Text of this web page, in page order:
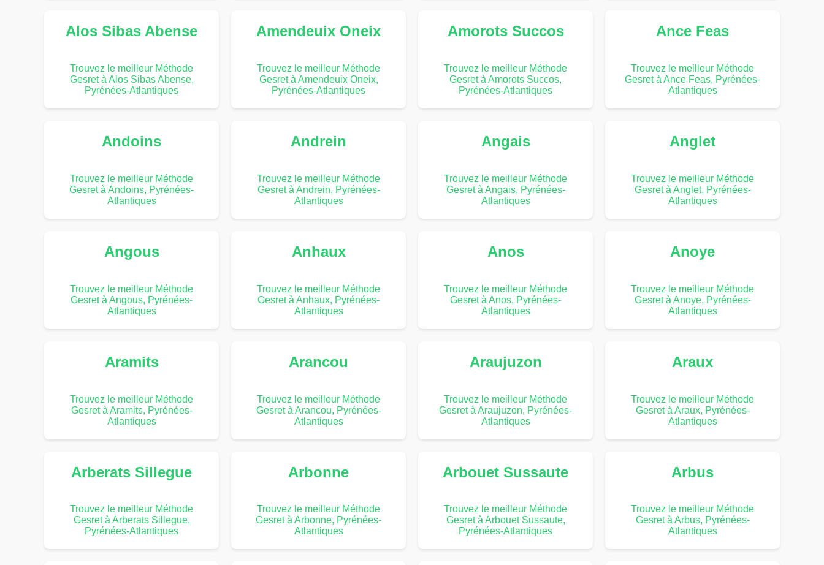
Alos Sibas Abense
Trouvez le meilleur Méthode
Gesret à Alos Sibas Abense,
Pyrénées-Atlantiques
Amendeuix Oneix
Trouvez le meilleur Méthode
Gesret à Amendeuix Oneix,
Pyrénées-Atlantiques
Amorots Succos
Trouvez le meilleur Méthode
Gesret à Amorots Succos,
Pyrénées-Atlantiques
Ance Feas
Trouvez le meilleur Méthode
Gesret à Ance Feas, Pyrénées-
Atlantiques
Andoins
Trouvez le meilleur Méthode
Gesret à Andoins, Pyrénées-
Atlantiques
Andrein
Trouvez le meilleur Méthode
Gesret à Andrein, Pyrénées-
Atlantiques
Angais
Trouvez le meilleur Méthode
Gesret à Angais, Pyrénées-
Atlantiques
Anglet
Trouvez le meilleur Méthode
Gesret à Anglet, Pyrénées-
Atlantiques
Angous
Trouvez le meilleur Méthode
Gesret à Angous, Pyrénées-
Atlantiques
Anhaux
Trouvez le meilleur Méthode
Gesret à Anhaux, Pyrénées-
Atlantiques
Anos
Trouvez le meilleur Méthode
Gesret à Anos, Pyrénées-
Atlantiques
Anoye
Trouvez le meilleur Méthode
Gesret à Anoye, Pyrénées-
Atlantiques
Aramits
Trouvez le meilleur Méthode
Gesret à Aramits, Pyrénées-
Atlantiques
Arancou
Trouvez le meilleur Méthode
Gesret à Arancou, Pyrénées-
Atlantiques
Araujuzon
Trouvez le meilleur Méthode
Gesret à Araujuzon, Pyrénées-
Atlantiques
Araux
Trouvez le meilleur Méthode
Gesret à Araux, Pyrénées-
Atlantiques
Arberats Sillegue
Trouvez le meilleur Méthode
Gesret à Arberats Sillegue,
Pyrénées-Atlantiques
Arbonne
Trouvez le meilleur Méthode
Gesret à Arbonne, Pyrénées-
Atlantiques
Arbouet Sussaute
Trouvez le meilleur Méthode
Gesret à Arbouet Sussaute,
Pyrénées-Atlantiques
Arbus
Trouvez le meilleur Méthode
Gesret à Arbus, Pyrénées-
Atlantiques